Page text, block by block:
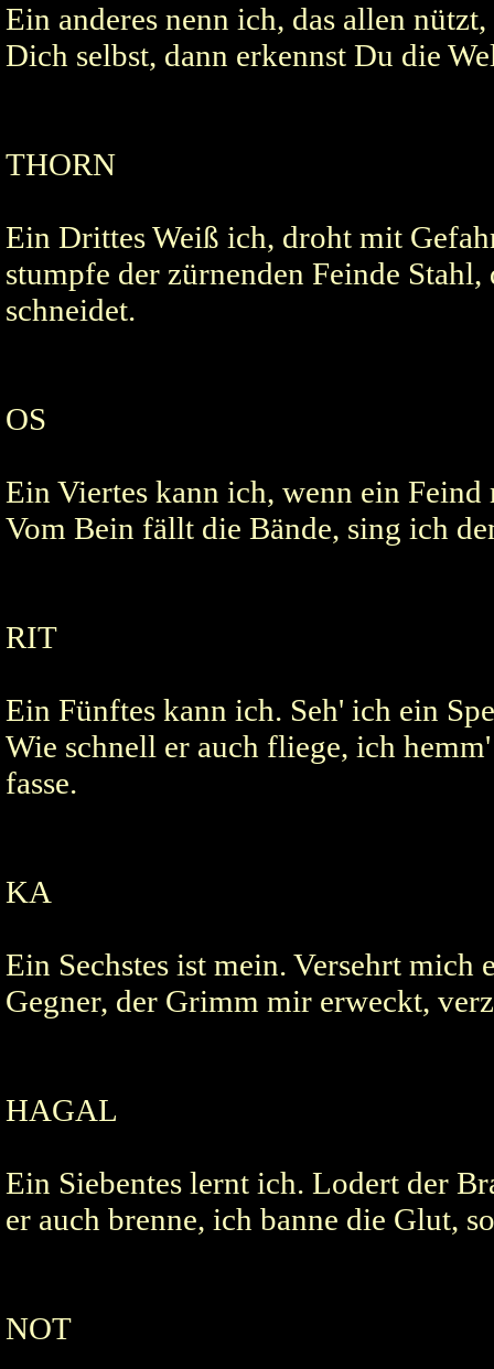
Ein anderes nenn ich, das allen
Dich selbst, dann erkennst Du die
THORN
Ein Drittes Weiß ich, droht mit
stumpfe der zürnenden Feinde
schneidet.
OS
Ein Viertes kann ich, wenn ein
Vom Bein fällt die Bände, sing ich
RIT
Ein Fünftes kann ich. Seh' ich ein
Wie schnell er auch fliege, ich
fasse.
KA
Ein Sechstes ist mein. Versehrt
Gegner, der Grimm mir erweckt,
HAGAL
Ein Siebentes lernt ich. Lodert der
er auch brenne, ich banne die Glut,
NOT